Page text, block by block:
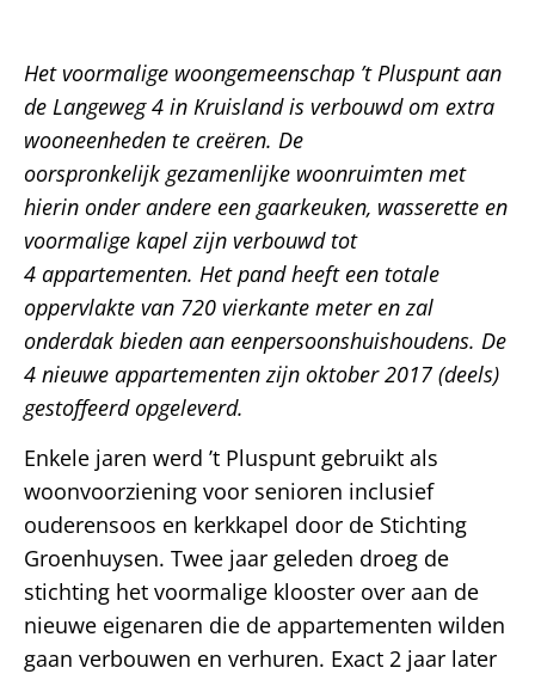
Het voormalige woongemeenschap ’t Pluspunt aan
de Langeweg 4 in Kruisland is verbouwd om extra
wooneenheden te creëren. De
oorspronkelijk gezamenlijke woonruimten met
hierin onder andere een gaarkeuken, wasserette en
voormalige kapel zijn verbouwd tot
4 appartementen. Het pand heeft een totale
oppervlakte van 720 vierkante meter en zal
onderdak bieden aan eenpersoonshuishoudens. De
4 nieuwe appartementen zijn oktober 2017 (deels)
gestoffeerd opgeleverd.
Enkele jaren werd ’t Pluspunt gebruikt als
woonvoorziening voor senioren inclusief
ouderensoos en kerkkapel door de Stichting
Groenhuysen. Twee jaar geleden droeg de
stichting het voormalige klooster over aan de
nieuwe eigenaren die de appartementen wilden
gaan verbouwen en verhuren. Exact 2 jaar later